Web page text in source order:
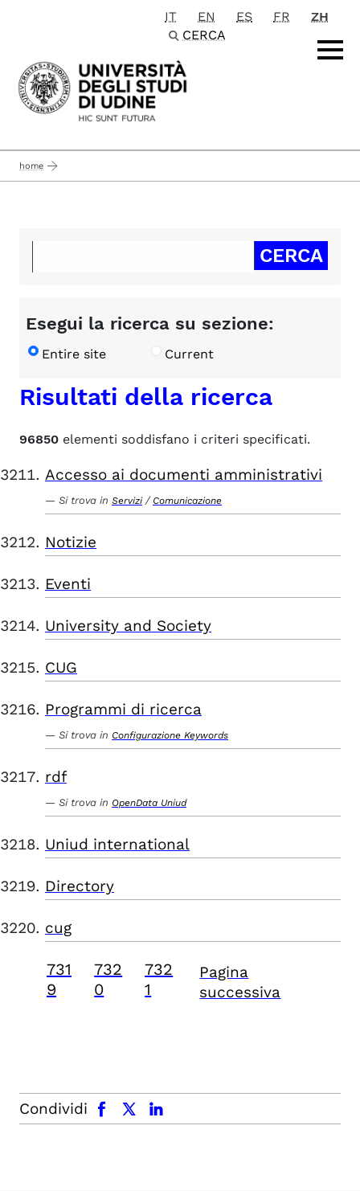
Passa al contenuto principale
IT EN ES FR
ZH
CERCA
home
Esegui la ricerca su sezione:
Entire site Current
Risultati della ricerca
96850 elementi soddisfano i criteri specificati.
Accesso ai documenti amministrativi
Si trova in Servizi / Comunicazione
Notizie
Eventi
University and Society
CUG
Programmi di ricerca
Si trova in Configurazione Keywords
rdf
Si trova in OpenData Uniud
Uniud international
Directory
cug
731
9
732
0
732
1
Pagina
successiva
Condividi
facebook x.com linkedin